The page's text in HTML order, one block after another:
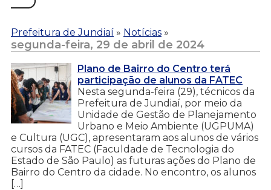
Prefeitura de Jundiaí » Notícias »
segunda-feira, 29 de abril de 2024
Plano de Bairro do Centro terá
participação de alunos da FATEC
Nesta segunda-feira (29), técnicos da
Prefeitura de Jundiaí, por meio da
Unidade de Gestão de Planejamento
Urbano e Meio Ambiente (UGPUMA)
e Cultura (UGC), apresentaram aos alunos de vários
cursos da FATEC (Faculdade de Tecnologia do
Estado de São Paulo) as futuras ações do Plano de
Bairro do Centro da cidade. No encontro, os alunos
[…]